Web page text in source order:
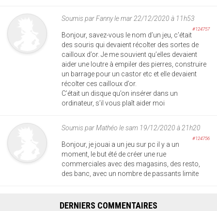
Soumis parFannyle mar 22/12/2020 à 11h53
#124757
Bonjour, savez-vous le nom d’un jeu, c’était
des souris qui devaient récolter des sortes de
cailloux d’or. Je me souvient qu’elles devaient
aider une loutre à empiler des pierres, construire
un barrage pour un castor etc et elle devaient
récolter ces cailloux d’or.
C’était un disque qu’on insérer dans un
ordinateur, s’il vous plaît aider moi
Soumis parMathéo le sam 19/12/2020 à 21h20
#124756
Bonjour, je jouai a un jeu sur pc il y a un
moment, le but été de créer une rue
commerciales avec des magasins, des resto,
des banc, avec un nombre de passants limite
DERNIERS COMMENTAIRES